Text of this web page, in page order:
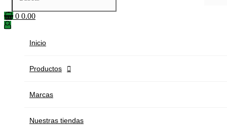
0 0.00
Inicio
Productos 
Marcas
Nuestras tiendas